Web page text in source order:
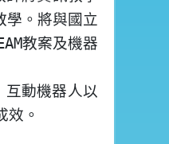
學。將與國立
教案及機器
互動機器人以
效。